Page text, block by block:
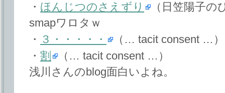
・ ほんじつのさえずり
（日笠陽子の
smapワロタｗ
・ ３・・・・・
（… tacit consent …）
・ 割
（… tacit consent …）
浅川さんのblog面白いよね。